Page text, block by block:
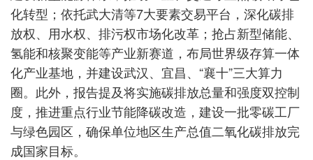
化转型；依托武大清等7大要素交易平台，深化碳排
放权、用水权、排污权市场化改革；抢占新型储能、
氢能和核聚变能等产业新赛道，布局世界级存算一体
化产业基地，并建设武汉、宜昌、“襄十”三大算力
圈。此外，报告提及将实施碳排放总量和强度双控制
度，推进重点行业节能降碳改造，建设一批零碳工厂
与绿色园区，确保单位地区生产总值二氧化碳排放完
成国家目标。